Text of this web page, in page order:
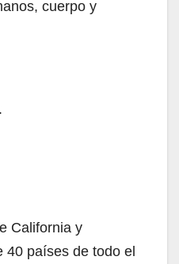
cuerpo y
California y
40 países de todo el